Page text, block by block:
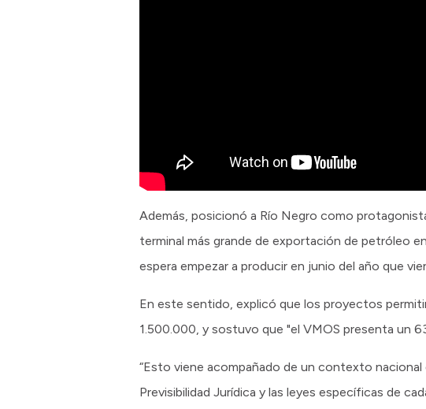
Además, posicionó a Río Negro como
terminal más grande de exportación de petróleo
espera empezar a producir en junio del año que
En este sentido, explicó que los proyectos
1.500.000, y sostuvo que "el VMOS presenta un
“Esto viene acompañado de un contexto
Previsibilidad Jurídica y las leyes específicas de